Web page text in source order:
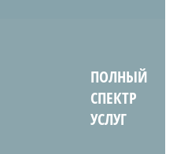
ПОЛНЫЙ
СПЕКТР
УСЛУГ